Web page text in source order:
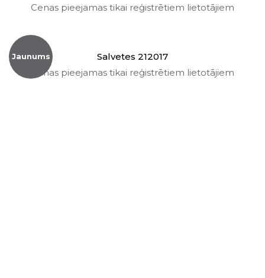
Cenas pieejamas tikai reģistrētiem lietotājiem
Jaunums
Salvetes 212017
Cenas pieejamas tikai reģistrētiem lietotājiem